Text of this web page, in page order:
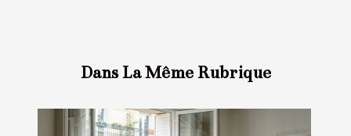
Dans La Même Rubrique